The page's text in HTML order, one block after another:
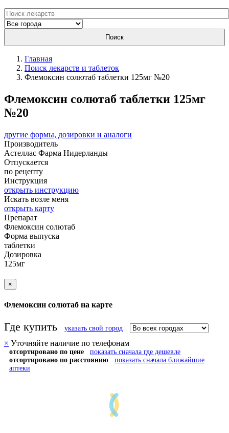
Поиск
Главная
Поиск лекарств и таблеток
Флемоксин солютаб таблетки 125мг №20
Флемоксин солютаб таблетки 125мг
№20
другие формы, дозировки и аналоги
Производитель
Астеллас Фарма Нидерланды
Отпускается
по рецепту
Инструкция
открыть инструкцию
Искать возле меня
открыть карту
Препарат
Флемоксин солютаб
Форма выпуска
таблетки
Дозировка
125мг
×
Флемоксин солютаб на карте
Где купить указать свой город
× Уточняйте наличие по телефонам
отсортировано по цене
показать сначала где дешевле
отсортировано по расстоянию
показать сначала ближайшие
аптеки